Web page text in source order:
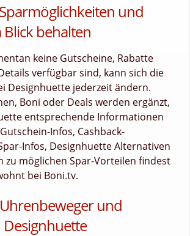
und
behalten
keine Gutscheine, Rabatte
verfügbar sind, kann sich die
Designhuette jederzeit ändern.
Boni oder Deals werden ergänzt,
entsprechende Informationen
Infos, Cashback-
Infos, Designhuette Alternativen
zu möglichen Spar-Vorteilen findest
bei Boni.tv.
und